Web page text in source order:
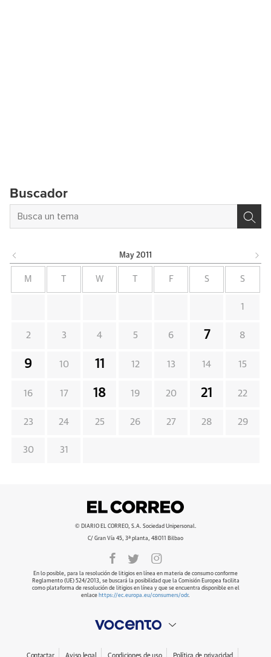
Buscador
May 2011
M W F S S
1
2 3 4 5 6 7 8
9 10 11 12 13 14 15
16 17 18 19 20 21 22
23 24 25 26 27 28 29
30 31
© DIARIO EL CORREO, S.A. Sociedad Unipersonal.
C/ Gran Vía 45, 3ª planta, 48011 Bilbao
En lo posible, para la resolución de litigios en línea en materia de consumo conforme
Reglamento (UE) 524/2013, se buscará la posibilidad que la Comisión Europea facilita
como plataforma de resolución de litigios en línea y que se encuentra disponible en el
enlace https://ec.europa.eu/consumers/odr.
Contactar Aviso legal Condiciones de uso Política de privacidad